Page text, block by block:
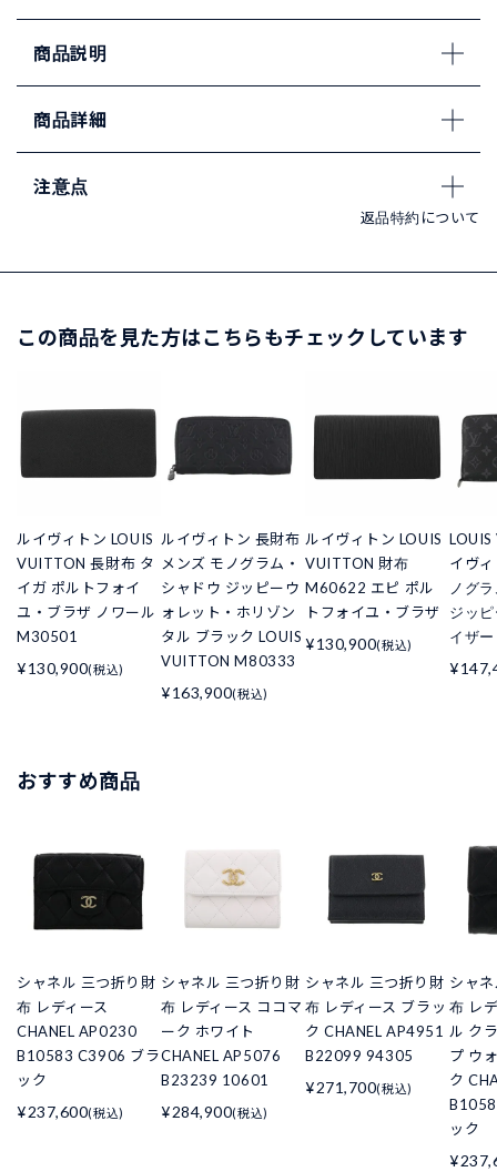
商品説明
商品詳細
注意点
返品特約について
この商品を見た方はこちらもチェックしています
ルイヴィトン LOUIS
VUITTON 長財布 タ
イガ ポルトフォイ
ユ・ブラザ ノワール
M30501
¥130,900(税込)
ルイヴィトン 長財布
メンズ モノグラム・
シャドウ ジッピーウ
ォレット・ホリゾン
タル ブラック LOUIS
VUITTON M80333
¥163,900(税込)
ルイヴィトン LOUIS
VUITTON 財布
M60622 エピ ポル
トフォイユ・ブラザ
¥130,900(税込)
イヴ
ノグ
ジッ
イザ
おすすめ商品
シャネル 三つ折り財
布 レディース
CHANEL AP0230
B10583 C3906 ブラ
ック
¥237,600(税込)
シャネル 三つ折り財
布 レディース ココマ
ーク ホワイト
CHANEL AP5076
B23239 10601
¥284,900(税込)
シャネル 三つ折り財
布 レディース ブラッ
ク CHANEL AP4951
B22099 94305
¥271,700(税込)
シャ
布 レ
ル ク
プ ウ
ク
ック